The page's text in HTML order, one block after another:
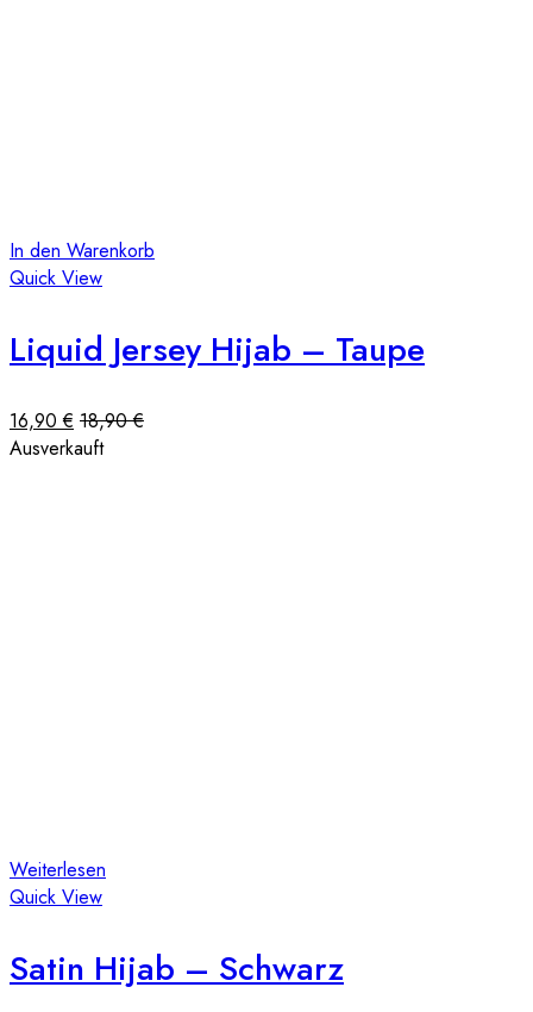
In den Warenkorb
Quick View
Liquid Jersey Hijab – Taupe
16,90€ 18,90€
Ausverkauft
Weiterlesen
Quick View
Satin Hijab – Schwarz